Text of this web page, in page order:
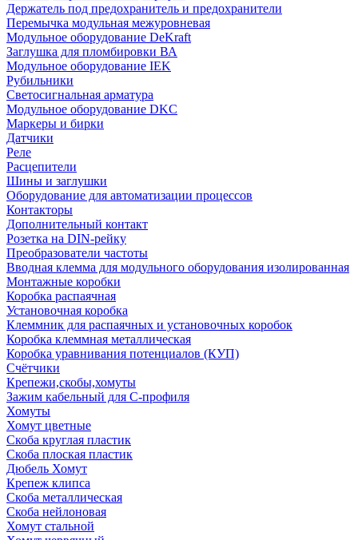
Держатель под предохранитель и предохранители
Перемычка модульная межуровневая
Модульное оборудование DeKraft
Заглушка для пломбировки ВА
Модульное оборудование IEK
Рубильники
Светосигнальная арматура
Модульное оборудование DKC
Маркеры и бирки
Датчики
Реле
Расцепители
Шины и заглушки
Оборудование для автоматизации процессов
Контакторы
Дополнительный контакт
Розетка на DIN-рейку
Преобразователи частоты
Вводная клемма для модульного оборудования изолированная
Монтажные коробки
Коробка распаячная
Установочная коробка
Клеммник для распаячных и установочных коробок
Коробка клеммная металлическая
Коробка уравнивания потенциалов (КУП)
Счётчики
Крепежи,скобы,хомуты
Зажим кабельный для С-профиля
Хомуты
Хомут цветные
Скоба круглая пластик
Скоба плоская пластик
Дюбель Хомут
Крепеж клипса
Скоба металлическая
Скоба нейлоновая
Хомут стальной